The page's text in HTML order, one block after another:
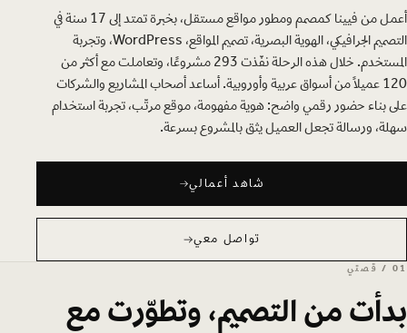
أعمل من فيينا كمصمم ومطور مواقع مستقل، بخبرة تمتد إلى 17 سنة في
التصميم الجرافيكي، الهوية البصرية، تصميم المواقع، WordPress، وتجربة
المستخدم. خلال هذه الرحلة نفّذت 293 مشروعًا، وتعاملت مع أكثر من
120 عميلًا من أسواق عربية وأوروبية. أساعد أصحاب المشاريع والشركات
على بناء حضور رقمي واضح: هوية مفهومة، موقع مرتّب، تجربة استخدام
سهلة، ورسالة تجعل العميل يثق بالمشروع بسرعة.
شاهد أعمالي
شاهد أعمالي
تواصل معي
تواصل معي 01 / قصتي
بدأت من التصميم، وتطوّرت مع